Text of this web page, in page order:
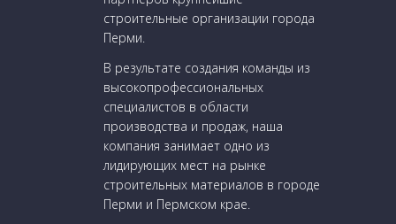
строительные организации города
Перми.
В результате создания команды из
высокопрофессиональных
специалистов в области
производства и продаж, наша
компания занимает одно из
лидирующих мест на рынке
строительных материалов в городе
Перми и Пермском крае.